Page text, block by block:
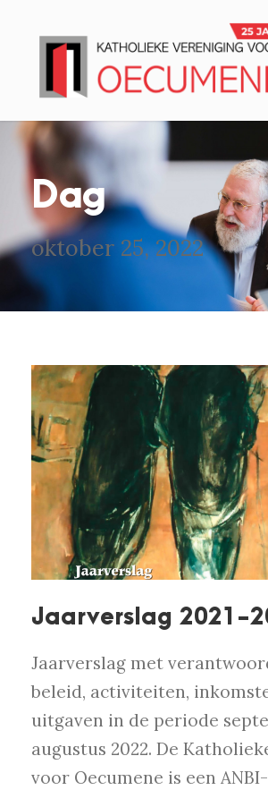
Dag
oktober 25, 2022
Jaarverslag 2021-
Jaarverslag met
beleid, activiteiten,
uitgaven in de periode
augustus 2022. De
voor Oecumene is een